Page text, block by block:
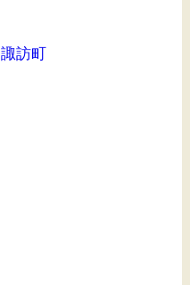
諏訪町